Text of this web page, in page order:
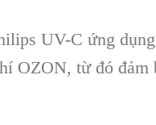
UV-C ứng
OZON, từ đó đảm